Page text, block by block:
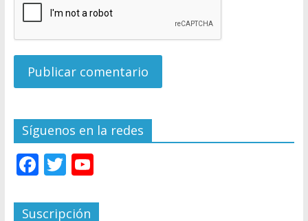
Síguenos en la redes
F
e
T
itt
Y
u
Suscripción